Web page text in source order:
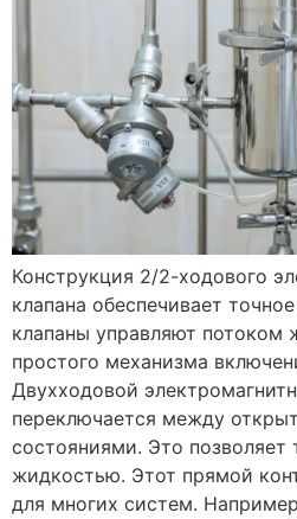
Конструкция 2/2-ходового
клапана обеспечивает
клапаны управляют
простого механизма
Двухходовой
переключается между
состояниями. Это позволяет
жидкостью. Этот прямой
для многих систем.